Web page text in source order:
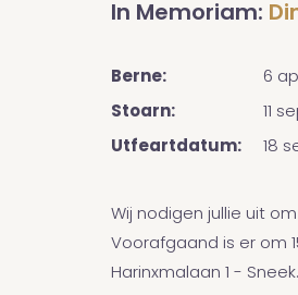
In Memoriam:
Berne: 6
Stoarn: 11
Utfeartdatum: 18
Wij nodigen jullie uit
Voorafgaand is er om
Harinxmalaan 1 - Sneek.